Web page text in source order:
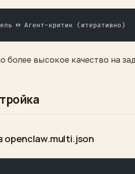
↔ Агент-критик (итеративно)
более высокое качество на
openclaw.multi.json